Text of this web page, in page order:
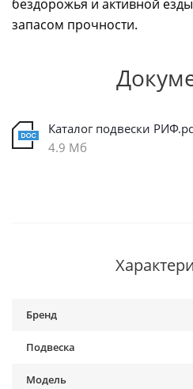
бездорожья и активной
запасом прочности.
Каталог подвески
4.9 Мб
Бренд
Подвеска
Модель